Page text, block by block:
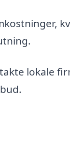
lokale